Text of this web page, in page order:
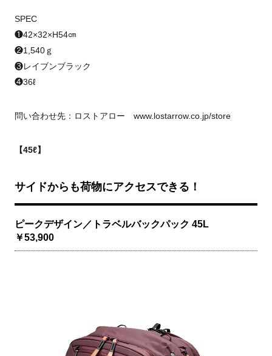
SPEC
❶42×32×H54㎝
❷1,540ｇ
❸レイブンブラック
❹36ℓ
問い合わせ先：ロストアロー www.lostarrow.co.jp/store
【45ℓ】
サイドからも荷物にアクセスできる！
ピークデザイン／トラベルバックパック 45L
￥53,900